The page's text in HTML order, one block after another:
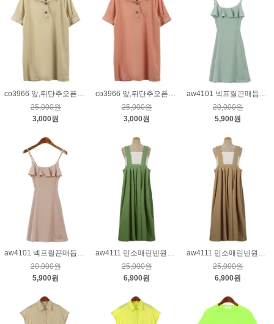
co3966 앞,뒤단추오픈카라린넨원피스_베이지
25,000원
3,000원
co3966 앞,뒤단추오픈카라린넨원피스_핑크
25,000원
3,000원
aw4101 넥프릴끈매듭나시원피스_민트
20,000원
5,900원
aw4101 넥프릴끈매듭나시원피스_핑크
20,000원
5,900원
aw4111 민소매린넨원피스_그린
25,000원
6,900원
aw4111 민소매린넨원피스_베이지
25,000원
6,900원